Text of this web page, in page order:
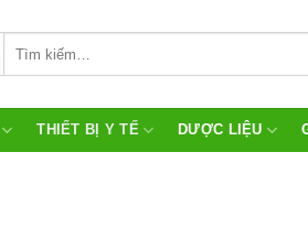
THIẾT BỊ Y TẾ DƯỢC LIỆU